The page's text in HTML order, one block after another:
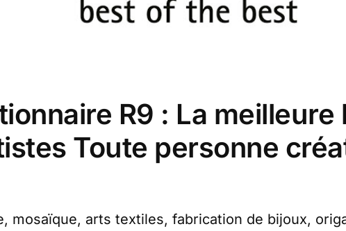
R9 : La meilleure
Toute personne
mosaïque, arts textiles, fabrication de bijoux,